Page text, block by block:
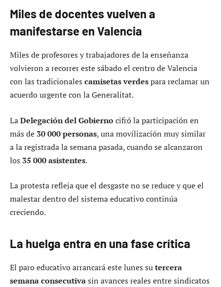
Miles de docentes vuelven a
manifestarse en Valencia
Miles de profesores y trabajadores de la enseñanza
volvieron a recorrer este sábado el centro de Valencia
con las tradicionales camisetas verdespara reclamar un
acuerdo urgente con la Generalitat.
LaDelegación del Gobierno cifró la participación en
más de 30 000 personas, una movilización muy similar
a la registrada la semana pasada, cuando se alcanzaron
los 35 000 asistentes.
La protesta refleja que el desgaste no se reduce y que el
malestar dentro del sistema educativo continúa
creciendo.
La huelga entra en una fase crítica
El paro educativo arrancará este lunes sutercera
semana consecutivasin avances reales entre sindicatos